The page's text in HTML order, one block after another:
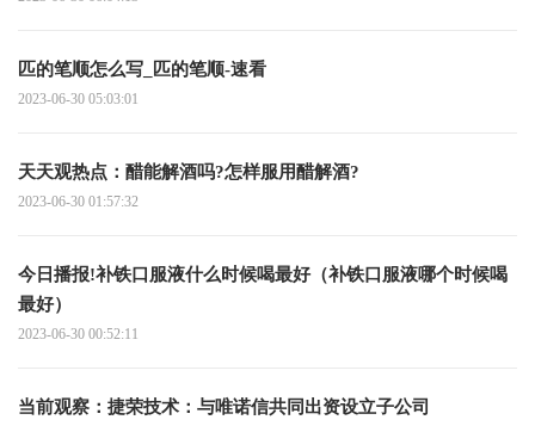
匹的笔顺怎么写_匹的笔顺-速看
2023-06-30 05:03:01
天天观热点：醋能解酒吗?怎样服用醋解酒?
2023-06-30 01:57:32
今日播报!补铁口服液什么时候喝最好（补铁口服液哪个时候喝
最好）
2023-06-30 00:52:11
当前观察：捷荣技术：与唯诺信共同出资设立子公司